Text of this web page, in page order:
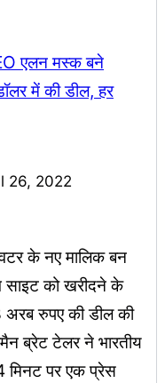
26, 2022
के नए मालिक बन
साइट को खरीदने के
अरब रुपए की डील की
ब्रेट टेलर ने भारतीय
मिनट पर एक प्रेस